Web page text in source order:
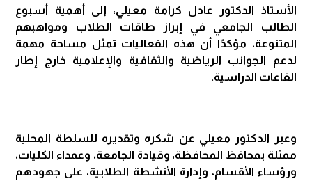
الأستاذ الدكتور عادل كرامة معيلي، إلى أهمية أسبوع
الطالب الجامعي في إبراز طاقات الطلاب ومواهبهم
المتنوعة، مؤكدًا أن هذه الفعاليات تمثل مساحة مهمة
لدعم الجوانب الرياضية والثقافية والإعلامية خارج إطار
القاعات الدراسية.
وعبر الدكتور معيلي عن شكره وتقديره للسلطة المحلية
ممثلة بمحافظ المحافظة، وقيادة الجامعة، وعمداء الكليات،
ورؤساء الأقسام، وإدارة الأنشطة الطلابية، على جهودهم